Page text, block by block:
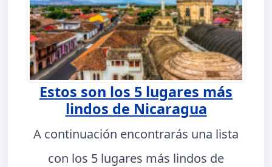
Estos son los 5 lugares más
lindos de Nicaragua
A continuación encontrarás una lista
con los 5 lugares más lindos de